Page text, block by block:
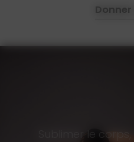
Sublimer le